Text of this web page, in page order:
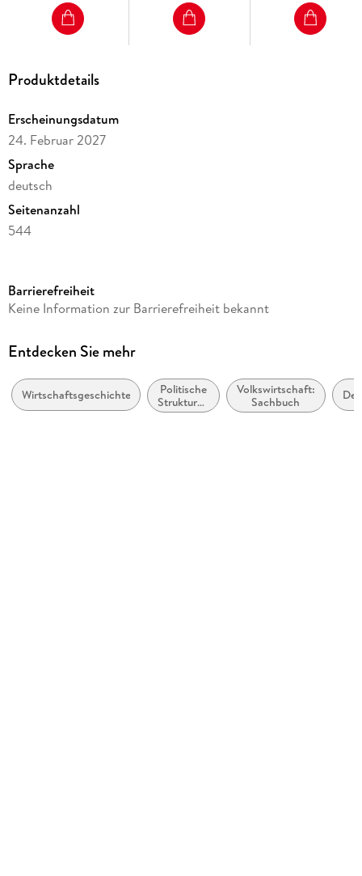
Produktdetails
Erscheinungsdatum
24. Februar 2027
Sprache
deutsch
Seitenanzahl
544
Autor/Autorin
Verlag/Hersteller
Produktart
kartoniert
Barrierefreiheit
Keine Information zur Barrierefreiheit bekannt
Entdecken Sie mehr
Wirtschaftsgeschichte
Politische
Strukturen
und
Volkswirtschaft:
Sachbuch